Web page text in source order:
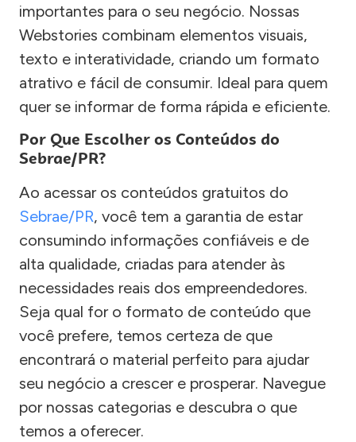
importantes para o seu negócio. Nossas
Webstories combinam elementos visuais,
texto e interatividade, criando um formato
atrativo e fácil de consumir. Ideal para quem
quer se informar de forma rápida e eficiente.
Por Que Escolher os Conteúdos do
Sebrae/PR?
Ao acessar os conteúdos gratuitos do
Sebrae/PR, você tem a garantia de estar
consumindo informações confiáveis e de
alta qualidade, criadas para atender às
necessidades reais dos empreendedores.
Seja qual for o formato de conteúdo que
você prefere, temos certeza de que
encontrará o material perfeito para ajudar
seu negócio a crescer e prosperar. Navegue
por nossas categorias e descubra o que
temos a oferecer.